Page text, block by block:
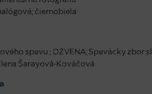
čiernobiela
spevu ; OZVENA; Spevácky zbor
Šarayová-Kováčová